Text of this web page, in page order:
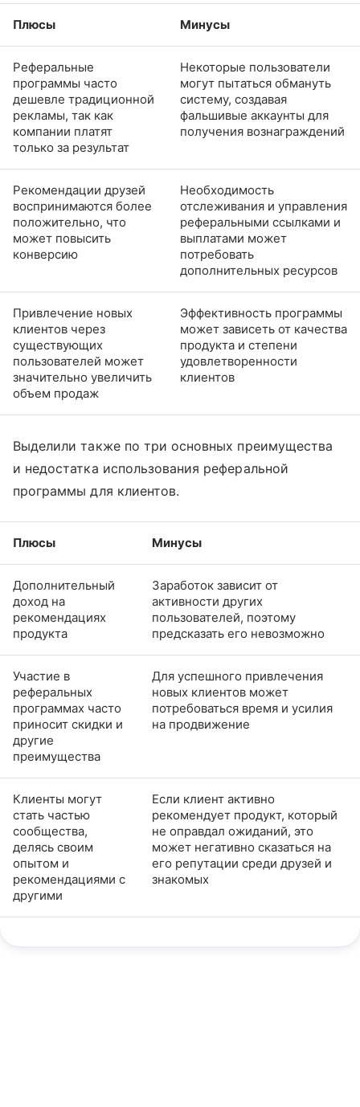
Плюсы Минусы
Реферальные
программы часто
дешевле традиционной
рекламы, так как
компании платят
только за результат
Некоторые пользователи
могут пытаться обмануть
систему, создавая
фальшивые аккаунты для
получения вознаграждений
Рекомендации друзей
воспринимаются более
положительно, что
может повысить
конверсию
Необходимость
отслеживания и управления
реферальными ссылками и
выплатами может
потребовать
дополнительных ресурсов
Привлечение новых
клиентов через
существующих
пользователей может
значительно увеличить
объем продаж
Эффективность программы
может зависеть от качества
продукта и степени
удовлетворенности
клиентов
Выделили также по три основных преимущества
и недостатка использования реферальной
программы для клиентов.
Плюсы Минусы
Дополнительный
доход на
рекомендациях
продукта
Заработок зависит от
активности других
пользователей, поэтому
предсказать его невозможно
Участие в
реферальных
программах часто
приносит скидки и
другие
преимущества
Для успешного привлечения
новых клиентов может
потребоваться время и усилия
на продвижение
Клиенты могут
стать частью
сообщества,
делясь своим
опытом и
рекомендациями с
другими
Если клиент активно
рекомендует продукт, который
не оправдал ожиданий, это
может негативно сказаться на
его репутации среди друзей и
знакомых